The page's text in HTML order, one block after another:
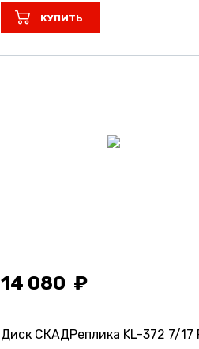
КУПИТЬ
14 080
Диск СКАДРеплика KL-372 7/17